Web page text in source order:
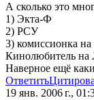
А сколько это
1) Экта-Ф
2) РСУ
3) комиссионка
Кинолюбитель на
Наверное ещё
Ответить
19 янв. 2006 г.,